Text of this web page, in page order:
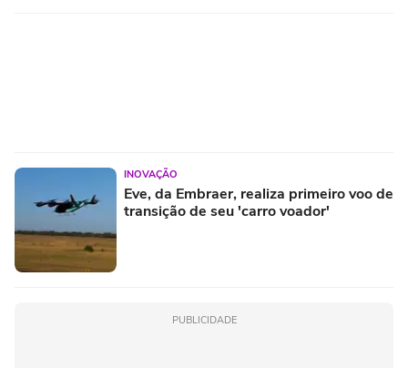
INOVAÇÃO
Eve, da Embraer, realiza primeiro voo de
transição de seu 'carro voador'
PUBLICIDADE